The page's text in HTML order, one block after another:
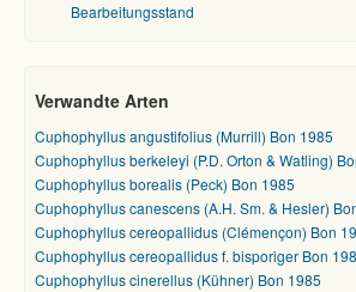
Bearbeitungsstand
Verwandte Arten
Cuphophyllus angustifolius (Murrill) Bon 1985
Cuphophyllus berkeleyi (P.D. Orton & Watling)
Cuphophyllus borealis (Peck) Bon 1985
Cuphophyllus canescens (A.H. Sm. & Hesler)
Cuphophyllus cereopallidus (Clémençon) Bon
Cuphophyllus cereopallidus f. bisporiger Bon
Cuphophyllus cinerellus (Kühner) Bon 1985